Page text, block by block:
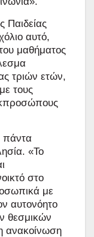
Παιδείας
αυτό,
μαθήματος
τριών ετών,
τους
πάντα
«Το
στο
με
αυτονόητο
θεσμικών
ανακοίνωση